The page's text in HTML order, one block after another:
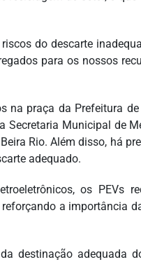
do descarte
para os nossos
na praça da Prefeitura
Municipal de
Rio. Além disso, há
adequado.
os PEVs
a importância
destinação adequada